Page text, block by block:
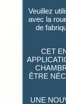
Veuillez
avec la
de
CET
ÊTRE
UNE